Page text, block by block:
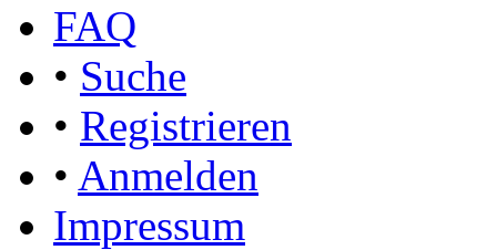
FAQ
• Suche
• Registrieren
• Anmelden
Impressum